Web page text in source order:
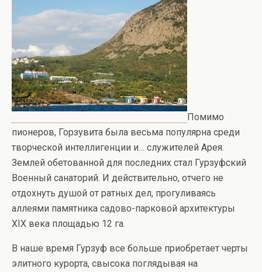
Помимо
пионеров, Горзувита была весьма популярна среди
творческой интеллигенции и… служителей Арея.
Землей обетованной для последних стал Гурзуфский
Военный санаторий. И действительно, отчего не
отдохнуть душой от ратных дел, прогуливаясь
аллеями памятника садово-парковой архитектуры
XIX века площадью 12 га.
В наше время Гурзуф все больше приобретает черты
элитного курорта, свысока поглядывая на